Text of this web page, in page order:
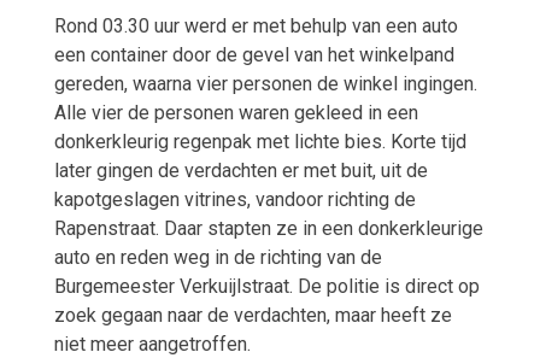
Rond 03.30 uur werd er met behulp van een auto
een container door de gevel van het winkelpand
gereden, waarna vier personen de winkel ingingen.
Alle vier de personen waren gekleed in een
donkerkleurig regenpak met lichte bies. Korte tijd
later gingen de verdachten er met buit, uit de
kapotgeslagen vitrines, vandoor richting de
Rapenstraat. Daar stapten ze in een donkerkleurige
auto en reden weg in de richting van de
Burgemeester Verkuijlstraat. De politie is direct op
zoek gegaan naar de verdachten, maar heeft ze
niet meer aangetroffen.